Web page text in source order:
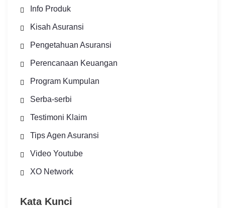
Info Produk
Kisah Asuransi
Pengetahuan Asuransi
Perencanaan Keuangan
Program Kumpulan
Serba-serbi
Testimoni Klaim
Tips Agen Asuransi
Video Youtube
XO Network
Kata Kunci